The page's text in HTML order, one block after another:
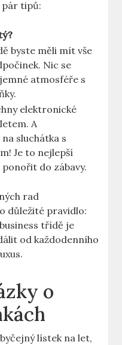
pár tipů:
byste měli mít vše
Nic se
atmosféře s
elektronické
A
sluchátka s
Je to nejlepší
ponořit do zábavy.
rad
důležité pravidlo:
třídě je
od každodenního
o
lístek na let,